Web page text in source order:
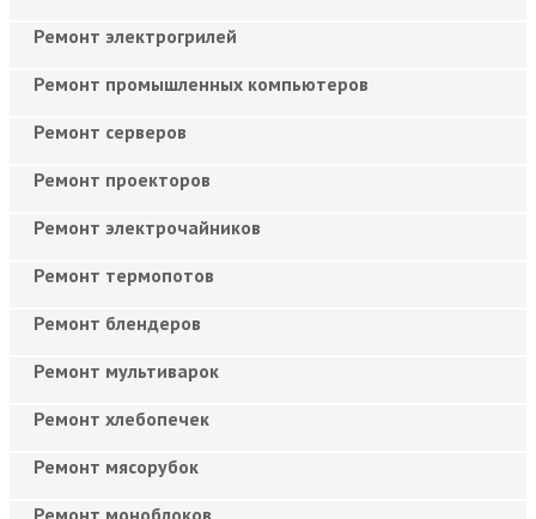
Ремонт электрогрилей
Ремонт промышленных компьютеров
Ремонт серверов
Ремонт проекторов
Ремонт электрочайников
Ремонт термопотов
Ремонт блендеров
Ремонт мультиварок
Ремонт хлебопечек
Ремонт мясорубок
Ремонт моноблоков